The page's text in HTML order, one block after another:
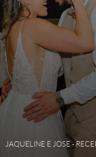
JAQUELINE E JOSE -